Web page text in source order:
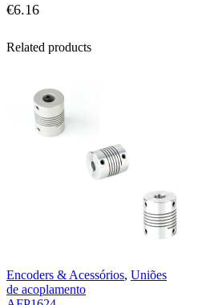
€6.16
Related products
Encoders & Acessórios, Uniões
de acoplamento